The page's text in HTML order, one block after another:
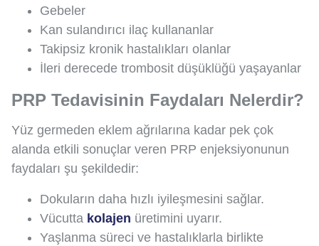
Gebeler
Kan sulandırıcı ilaç kullananlar
Takipsiz kronik hastalıkları olanlar
İleri derecede trombosit düşüklüğü yaşayanlar
PRP Tedavisinin Faydaları Nelerdir?
Yüz germeden eklem ağrılarına kadar pek çok
alanda etkili sonuçlar veren PRP enjeksiyonunun
faydaları şu şekildedir:
Dokuların daha hızlı iyileşmesini sağlar.
Vücutta kolajen üretimini uyarır.
Yaşlanma süreci ve hastalıklarla birlikte